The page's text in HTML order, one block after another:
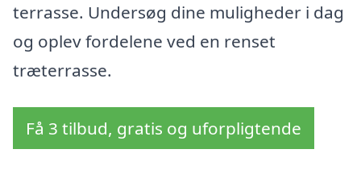
terrasse. Undersøg dine muligheder i dag
og oplev fordelene ved en renset
træterrasse.
Få 3 tilbud, gratis og uforpligtende